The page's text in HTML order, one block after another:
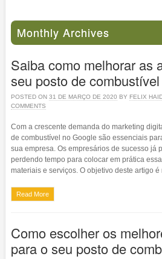
Monthly Archives
Saiba como melhorar as
seu posto de
POSTED ON 31 DE MARÇO DE 2020 BY FELIX
COMMENTS
Com a crescente demanda do marketing
de combustível no Google são essenciais
sua empresa. Os empresários de sucesso já
perdendo tempo para colocar em prática
materiais e serviços. O objetivo deste artigo
Read More
Como escolher os
para o seu posto de